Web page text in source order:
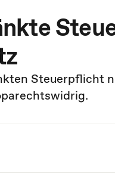
Steuerpflicht